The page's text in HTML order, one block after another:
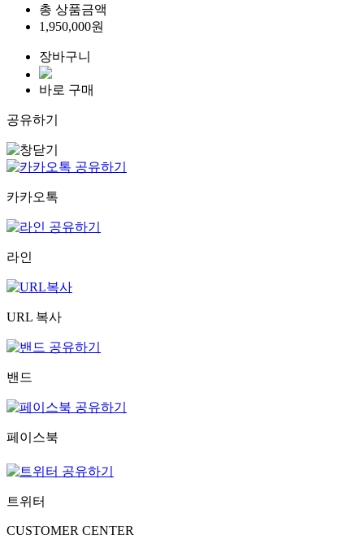
총 상품금액
1,950,000원
장바구니
바로 구매
공유하기
카카오톡
라인
URL 복사
밴드
페이스북
트위터
CUSTOMER CENTER